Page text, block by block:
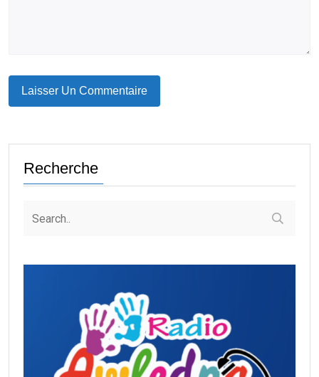
Recherche